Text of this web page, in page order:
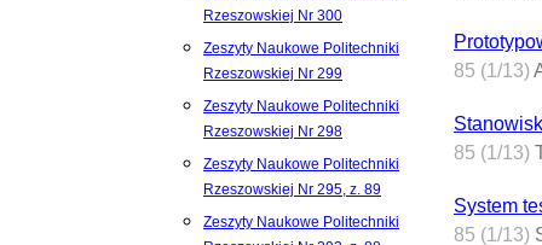
Rzeszowskiej Nr 300
Zeszyty Naukowe Politechniki
Rzeszowskiej Nr 299
Zeszyty Naukowe Politechniki
Rzeszowskiej Nr 298
Zeszyty Naukowe Politechniki
Rzeszowskiej Nr 295, z. 89
Zeszyty Naukowe Politechniki
85 (1/13)
85 (1/13)
System
85 (1/13)